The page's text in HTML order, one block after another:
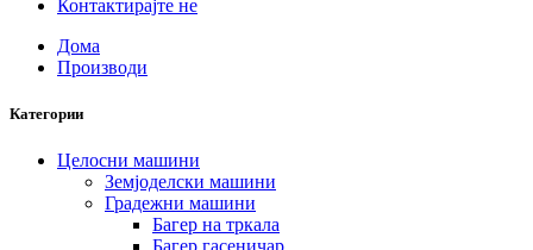
Контактирајте не
Дома
Производи
Категории
Целосни машини
Земјоделски машини
Градежни машини
Багер на тркала